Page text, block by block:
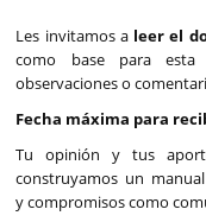
Les invitamos a leer el
como base para esta
observaciones o
Fecha máxima para
Tu opinión y tus
construyamos un
y compromisos como